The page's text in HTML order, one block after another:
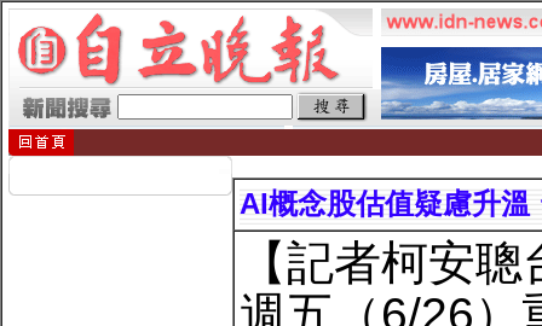
AI概念股估值疑慮升溫
【記者柯安
週五（6/26）